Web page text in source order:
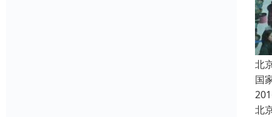
北
国
北